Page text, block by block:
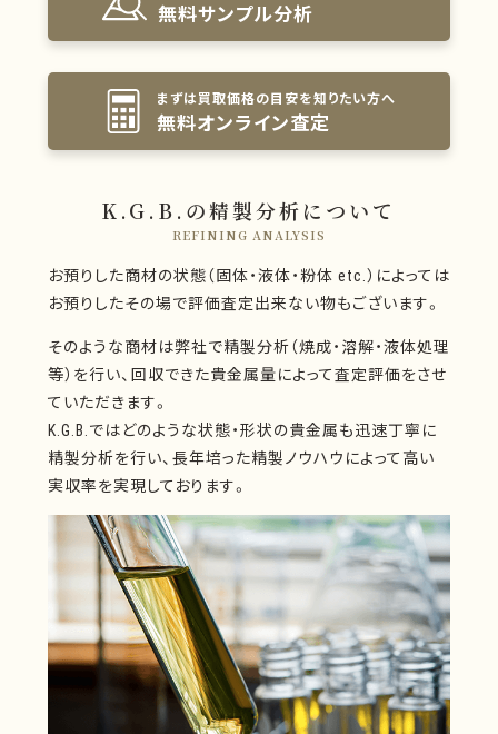
無料サンプル分析
まずは買取価格の目安を知りたい方へ
無料オンライン査定
K.G.B.の精製分析について
REFINING ANALYSIS
お預りした商材の状態（固体・液体・粉体 etc.）によっては
お預りしたその場で評価査定出来ない物もございます。
そのような商材は弊社で精製分析（焼成・溶解・液体処理
等）を行い、回収できた貴金属量によって査定評価をさせ
ていただきます。
K.G.B.ではどのような状態・形状の貴金属も迅速丁寧に
精製分析を行い、長年培った精製ノウハウによって高い
実収率を実現しております。